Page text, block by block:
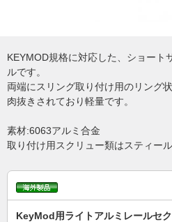
KEYMOD規格に対応した、ショート
ルです。
両端にスリング取り付け用のリング
肉抜きされており軽量です。
素材:6063アルミ合金
取り付け用スクリュー類はスティール
KeyMod用ライトアルミレールセ